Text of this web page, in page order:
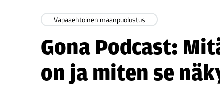
Vapaaehtoinen maanpuolustus
Gona Podcast:
on ja miten se